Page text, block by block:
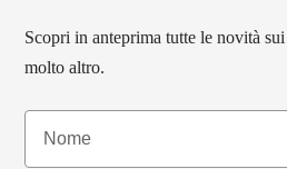
Scopri in anteprima tutte le novità
molto altro.